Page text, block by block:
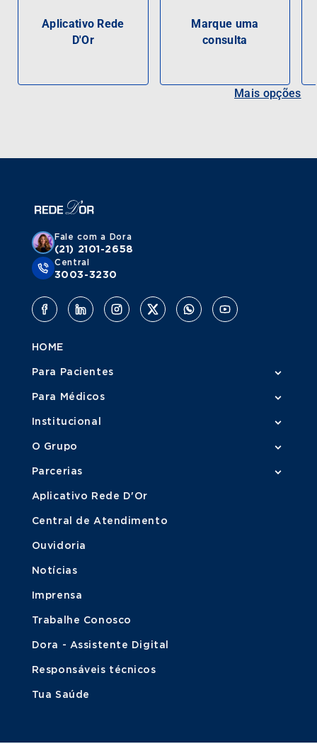
Aplicativo Rede
D'Or
Marque uma
consulta
Mais opções
Fale com a Dora
(21) 2101-2658
Central
3003-3230
HOME
Para Pacientes
Para Médicos
Institucional
O Grupo
Parcerias
Aplicativo Rede D'Or
Central de Atendimento
Ouvidoria
Notícias
Imprensa
Trabalhe Conosco
Dora - Assistente Digital
Responsáveis técnicos
Tua Saúde